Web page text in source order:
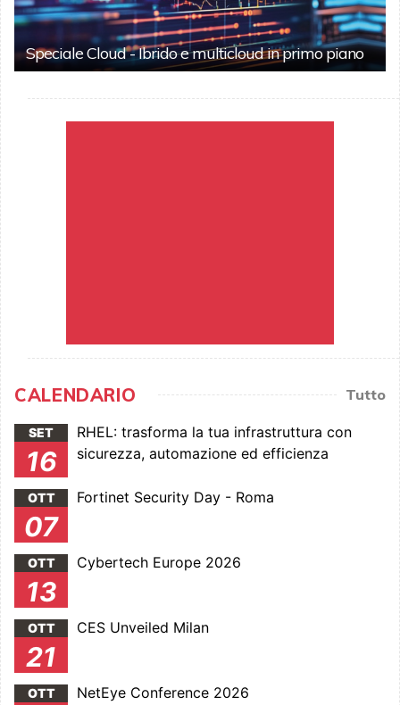
Speciale Cloud - Ibrido e multicloud in primo piano
CALENDARIO Tutto
SET
16
RHEL: trasforma la tua infrastruttura con
sicurezza, automazione ed efficienza
OTT
07
Fortinet Security Day - Roma
OTT
13
Cybertech Europe 2026
OTT
21
CES Unveiled Milan
OTT NetEye Conference 2026